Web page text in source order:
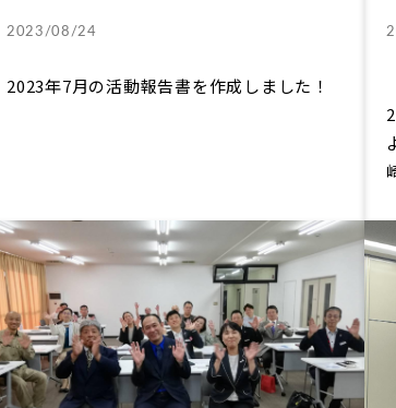
2023/08/24
2023年7月の活動報告書を作成しました！